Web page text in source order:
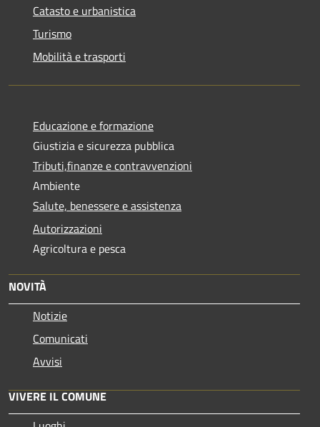
Catasto e urbanistica
Turismo
Mobilità e trasporti
Educazione e formazione
Giustizia e sicurezza pubblica
Tributi,finanze e contravvenzioni
Ambiente
Salute, benessere e assistenza
Autorizzazioni
Agricoltura e pesca
NOVITÀ
Notizie
Comunicati
Avvisi
VIVERE IL COMUNE